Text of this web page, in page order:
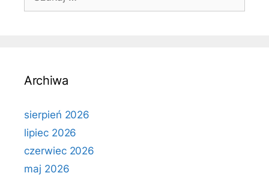
Archiwa
sierpień 2026
lipiec 2026
czerwiec 2026
maj 2026